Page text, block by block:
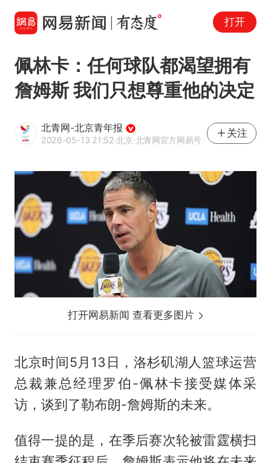
打开
佩林卡：任何球队都渴望拥有
詹姆斯 我们只想尊重他的决定
北青网-北京青年报
2026-05-13 21:52·北京·北青网官方网易号
关注
打开网易新闻 查看更多图片
北京时间5月13日，洛杉矶湖人篮球运营
总裁兼总经理罗伯-佩林卡接受媒体采
访，谈到了勒布朗-詹姆斯的未来。
值得一提的是，在季后赛次轮被雷霆横扫